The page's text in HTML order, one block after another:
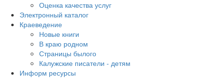
Оценка качества услуг
Электронный каталог
Краеведение
Новые книги
В краю родном
Страницы былого
Калужские писатели - детям
Информ ресурсы